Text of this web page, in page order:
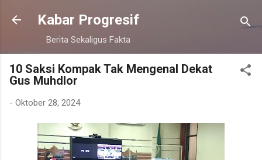
Langsung ke konten utama
Kabar Progresif
Berita Sekaligus Fakta
10 Saksi Kompak Tak Mengenal Dekat
Gus Muhdlor
- Oktober 28, 2024